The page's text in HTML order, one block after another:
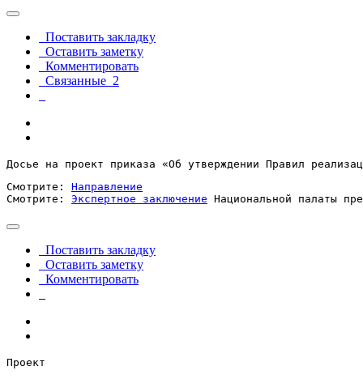
Поставить закладку
Оставить заметку
Комментировать
Связанные 2
Досье на проект приказа «Об утверждении Правил
Смотрите: Направление
Смотрите: Экспертное заключение Национальной палаты
Поставить закладку
Оставить заметку
Комментировать
Проект